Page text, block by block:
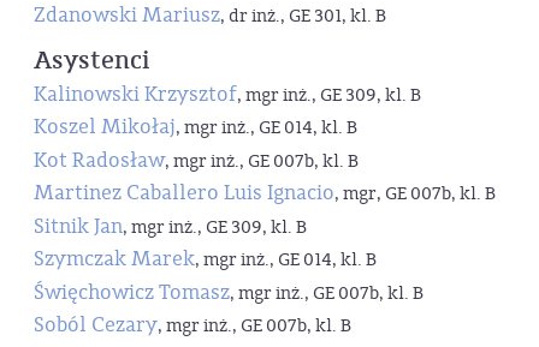
Zdanowski Mariusz, dr inż., GE 301, kl. B
Asystenci
Kalinowski Krzysztof, mgr inż., GE 309, kl. B
Koszel Mikołaj, mgr inż., GE 014, kl. B
Kot Radosław, mgr inż., GE 007b, kl. B
Martinez Caballero Luis Ignacio, mgr, GE 007b, kl. B
Sitnik Jan, mgr inż., GE 309, kl. B
Szymczak Marek, mgr inż., GE 014, kl. B
Święchowicz Tomasz, mgr inż., GE 007b, kl. B
Soból Cezary, mgr inż., GE 007b, kl. B